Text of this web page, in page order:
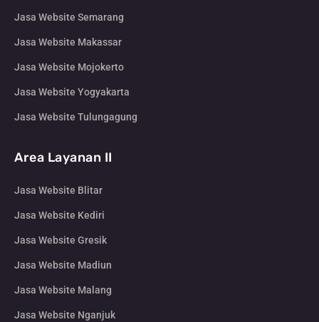
Jasa Website Semarang
Jasa Website Makassar
Jasa Website Mojokerto
Jasa Website Yogyakarta
Jasa Website Tulungagung
Area Layanan II
Jasa Website Blitar
Jasa Website Kediri
Jasa Website Gresik
Jasa Website Madiun
Jasa Website Malang
Jasa Website Nganjuk